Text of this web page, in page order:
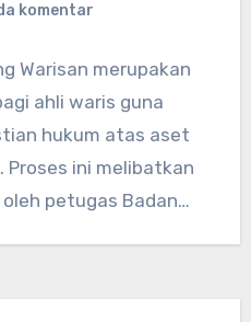
komentar
Warisan merupakan
ahli waris guna
hukum atas aset
Proses ini melibatkan
petugas Badan